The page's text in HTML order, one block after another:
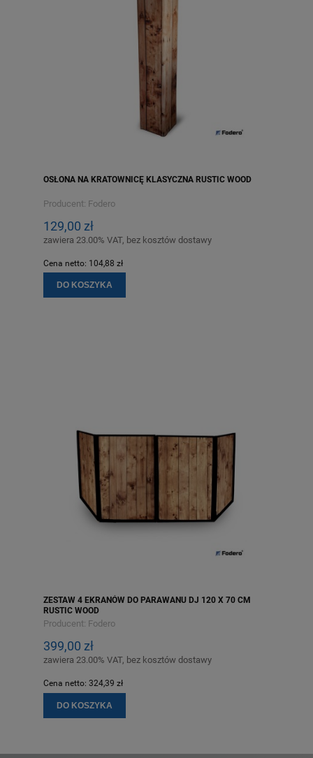
OSŁONA NA KRATOWNICĘ KLASYCZNA RUSTIC WOOD
Producent: Fodero
129,00 zł
zawiera 23.00% VAT, bez kosztów dostawy
Cena netto: 104,88 zł
DO KOSZYKA
ZESTAW 4 EKRANÓW DO PARAWANU DJ 120 X 70 CM
RUSTIC WOOD
Producent: Fodero
399,00 zł
zawiera 23.00% VAT, bez kosztów dostawy
Cena netto: 324,39 zł
DO KOSZYKA